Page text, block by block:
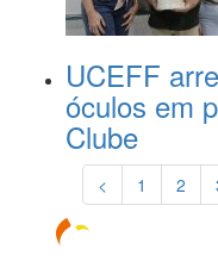
UCEFF
óculos em
Clube
< 1 2